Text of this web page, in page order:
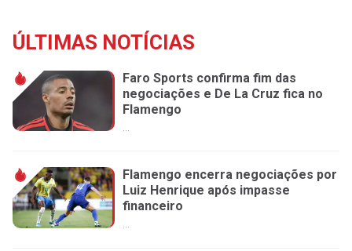
ÚLTIMAS NOTÍCIAS
Faro Sports confirma fim das
negociações e De La Cruz fica no
Flamengo
...
Flamengo encerra negociações por
Luiz Henrique após impasse
financeiro
...